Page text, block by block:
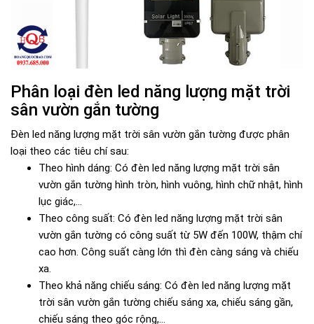
Phân loại đèn led năng lượng mặt trời
sân vườn gắn tường
Đèn led năng lượng mặt trời sân vườn gắn tường được phân
loại theo các tiêu chí sau:
Theo hình dáng: Có đèn led năng lượng mặt trời sân
vườn gắn tường hình tròn, hình vuông, hình chữ nhật, hình
lục giác,...
Theo công suất: Có đèn led năng lượng mặt trời sân
vườn gắn tường có công suất từ 5W đến 100W, thậm chí
cao hơn. Công suất càng lớn thì đèn càng sáng và chiếu
xa.
Theo khả năng chiếu sáng: Có đèn led năng lượng mặt
trời sân vườn gắn tường chiếu sáng xa, chiếu sáng gần,
chiếu sáng theo góc rộng,...